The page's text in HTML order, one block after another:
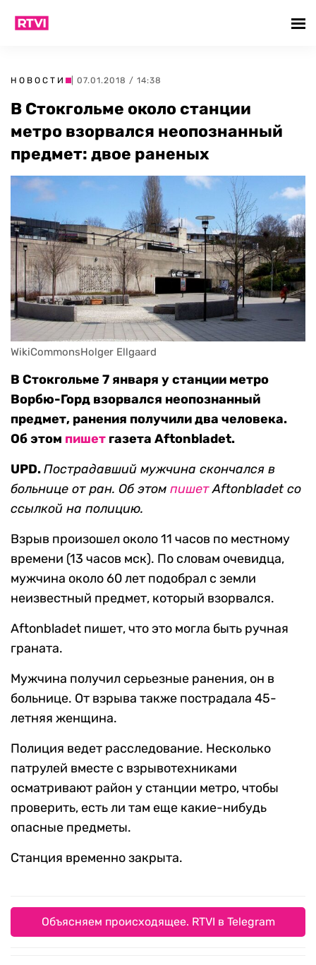
НОВОСТИ | 07.01.2018 / 14:38
В Стокгольме около станции
метро взорвался неопознанный
предмет: двое раненых
WikiCommonsHolger Ellgaard
В Стокгольме 7 января у станции метро
Ворбю-Горд взорвался неопознанный
предмет, ранения получили два человека.
Об этом пишет газета Aftonbladet.
UPD.Пострадавший мужчина скончался в
больнице от ран. Об этом пишетAftonbladet со
ссылкой на полицию.
Взрыв произошел около 11 часов по местному
времени (13 часов мск). По словам очевидца,
мужчина около 60 лет подобрал с земли
неизвестный предмет, который взорвался.
Aftonbladet пишет, что это могла быть ручная
граната.
Мужчина получил серьезные ранения, он в
больнице. От взрыва также пострадала 45-
летняя женщина.
Полиция ведет расследование. Несколько
патрулей вместе с взрывотехниками
осматривают район у станции метро, чтобы
проверить, есть ли там еще какие-нибудь
опасные предметы.
Станция временно закрыта.
Объясняем происходящее. RTVI в Telegram